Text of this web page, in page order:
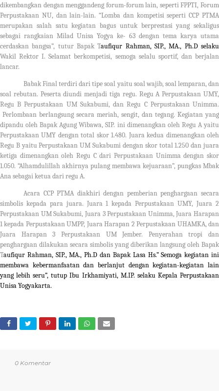
dikembangkan dengan menggandeng forum-forum lain, seperti FPPTI, Forum
Perpustakaan NU, dan lain-lain. “Lomba dan kompetisi seperti CCP PTMA
merupakan salah satu kegiatan bagus untuk berprestasi yang sekaligus
sebagai rangkaian Milad Unisa Yogya ke- 63 dengan tema karya utama
cerdaskan bangsa”, tutur Bapak Taufiqur Rahman, SIP., MA., Ph.D selaku
Wakil Rektor I. Selamat berkompetisi, semoga selalu sportif, dan berjalan
lancar.
Babak Final terdiri dari tipe soal yaitu soal wajib, soal lemparan, dan
soal rebutan. Peserta diundi menjadi tiga regu. Regu A Perpustakaan UMY,
Regu B Perpustakaan UM Sukabumi, dan Regu C Perpustakaan Unimma.
Perlombaan berlangsung secara meriah, sengit, dan tegang. Kegiatan yang
dipandu oleh Bapak Agung Wibawa, SIP. ini dimenangkan oleh Regu A yaitu
Perpustakaan UMY dengan total skor 1.480. Juara kedua dimenangkan oleh
Regu B yaitu Perpustakaan UM Sukabumi dengan skor total 1.250 dan juara
ketiga dimenangkan oleh Regu C dari Perpustakaan Unimma dengan skor
1.050. “Alhamdulillah akhirnya pulang membawa kejuaraan”, pungkas Mbak
Ana sebagai ketua dari regu A.
Acara CCP PTMA diakhiri dengan pemberian penghargaan secara
simbolis kepada para juara. Juara 1 kepada Perpustakaan UMY, Juara 2
Perpustakaan UM Sukabumi, Juara 3 Perpustakaan Unimma, Juara Harapan
1 kepada Perpustakaan UMPP, Juara Harapan 2 Perpustakaan UHAMKA, dan
Juara Harapan 3 Perpustakaan UM Jember. Penyerahan tropi dan
penghargaan dilakukan secara simbolis yang diberikan langsung oleh Bapak
Taufiqur Rahman, SIP., MA., Ph.D dan Bapak Lasa Hs.” Semoga kegiatan ini
membawa kebermanfaatan dan berlanjut dengan kegiatan-kegiatan lain
yang lebih seru”, tutup Ibu Irkhamiyati, M.IP. selaku Kepala Perpustakaan
Unisa Yogyakarta.
0 Komentar